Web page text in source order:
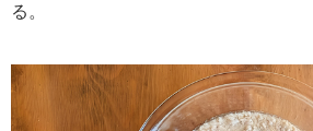
る。